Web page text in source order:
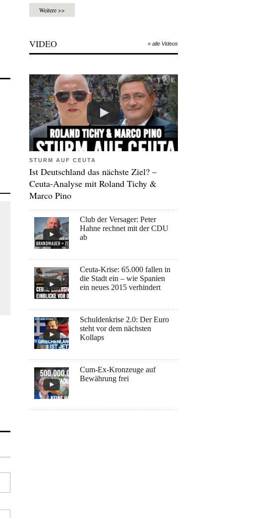
Weitere >>
VIDEO » alle Videos
STURM AUF CEUTA
Ist Deutschland das nächste Ziel? –
Ceuta-Analyse mit Roland Tichy &
Marco Pino
Club der Versager: Peter
Hahne rechnet mit der CDU
ab
Ceuta-Krise: 65.000 fallen in
die Stadt ein – wie Spanien
ein neues 2015 verhindert
Schuldenkrise 2.0: Der Euro
steht vor dem nächsten
Kollaps
Cum-Ex-Kronzeuge auf
Bewährung frei